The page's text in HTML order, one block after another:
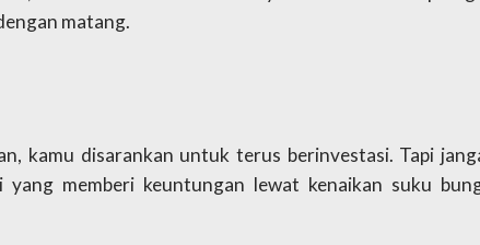
matang.
kamu disarankan untuk terus berinvestasi. Tapi
memberi keuntungan lewat kenaikan suku